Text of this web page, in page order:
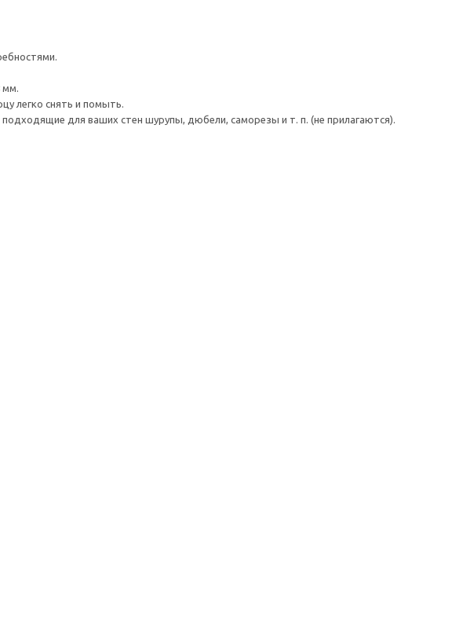
мм.
легко снять и помыть.
для ваших стен шурупы, дюбели, саморезы и т. п. (не прилагаются).